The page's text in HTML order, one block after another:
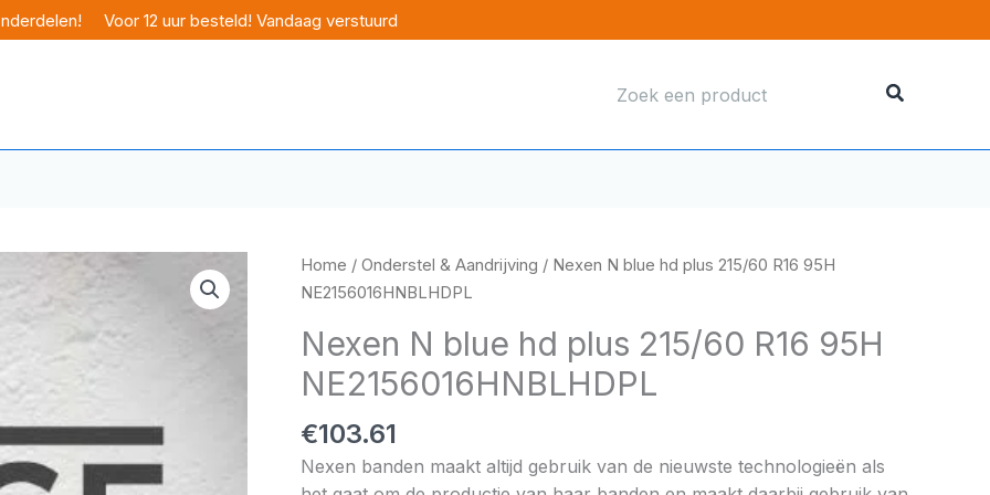
Voor 12 uur besteld! Vandaag verstuurd
naar:
Home / Onderstel & Aandrijving / Nexen N blue hd plus 215/60 R16 95H
NE2156016HNBLHDPL
Nexen N blue hd plus 215/60 R16 95H
NE2156016HNBLHDPL
€103.61
Nexen banden maakt altijd gebruik van de nieuwste technologieën als